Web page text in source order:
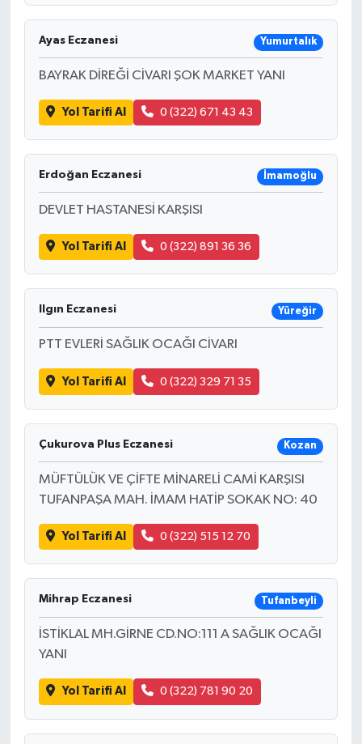
Ayas Eczanesi Yumurtalık
BAYRAK DİREĞİ CİVARI ŞOK MARKET YANI
Yol Tarifi Al 0 (322) 671 43 43
Erdoğan Eczanesi İmamoğlu
DEVLET HASTANESİ KARŞISI
Yol Tarifi Al 0 (322) 891 36 36
Ilgın Eczanesi Yüreğir
PTT EVLERİ SAĞLIK OCAĞI CİVARI
Yol Tarifi Al 0 (322) 329 71 35
Çukurova Plus Eczanesi Kozan
MÜFTÜLÜK VE ÇİFTE MİNARELİ CAMİ KARŞISI
TUFANPAŞA MAH. İMAM HATİP SOKAK NO: 40
Yol Tarifi Al 0 (322) 515 12 70
Mihrap Eczanesi Tufanbeyli
İSTİKLAL MH.GİRNE CD.NO:111 A SAĞLIK OCAĞI
YANI
Yol Tarifi Al 0 (322) 781 90 20